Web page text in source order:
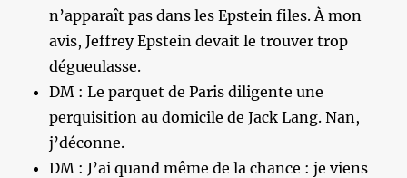
n’apparaît pas dans les Epstein files. À mon
avis, Jeffrey Epstein devait le trouver trop
dégueulasse.
DM : Le parquet de Paris diligente une
perquisition au domicile de Jack Lang. Nan,
j’déconne.
DM : J’ai quand même de la chance : je viens